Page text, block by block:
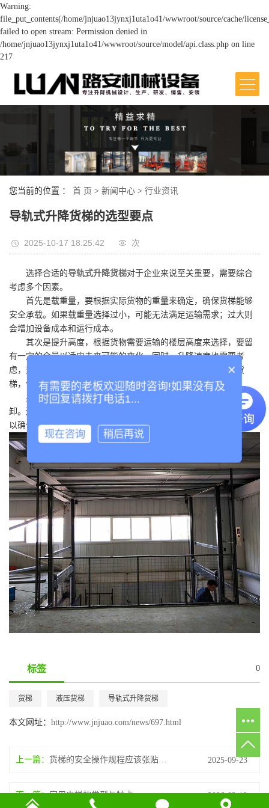
Warning:
file_put_contents(/home/jnjuao13jynxj1uta1o41/wwwroot/source/cache/
failed to open stream: Permission denied in
/home/jnjuao13jynxj1uta1o41/wwwroot/source/model/api.class.php on line
217
关于我们
案例展示
新闻中心
联系我们 >
在线留言
您当前的位置 ： 首 页 > 新闻中心 > 行业资讯
导轨式升降货梯的选型要点
2025-10-17 18:25:42 次
选择合适的导轨式升降货梯对于企业来说至关重要，需要综合
考虑多个因素。
首先是载重量，要根据实际货物的重量来确定，确保货梯能够
安全承载。如果载重量选择过小，可能无法满足运输需求；过大则
会增加设备成本和运行成本。
其次是提升高度，根据货物需要运输的楼层高度来选择，要留
有一定的余量以适应未来可能的变化。同时，升降速度也需要考
虑，对于一些对运输效率要求较高的场合，可选择速度较快的货
梯，但要注意速度与稳定性的平衡。
另外，货梯的台面尺寸要与货物的尺寸相匹配，方便货物的装
卸。还要考虑设备的安装空间、电源要求以及维护便捷性等因素，
以确保货梯能够正常运行和长期使用。
标签 0
货梯 液压货梯 导轨式升降货梯
本文网址： http://www.jnjuao.com/news/697.html
上一篇： 货梯的安全操作规程应该张贴在哪些位置？ 2025-09-23
下一篇：家用电梯的类型与特点 2026-02-12
×
有需要的老板欢迎随时咨询!如果没有及
时回复请拨打电话1...
现在咨询 稍后再说